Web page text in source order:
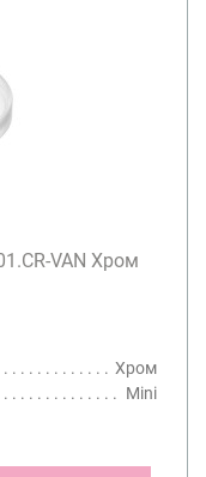
VAN Хром
Хром
Mini